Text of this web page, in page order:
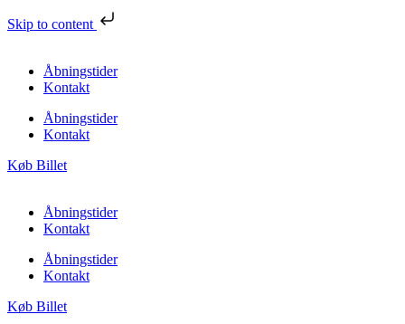
Skip to content
Åbningstider
Kontakt
Åbningstider
Kontakt
Køb Billet
Åbningstider
Kontakt
Åbningstider
Kontakt
Køb Billet